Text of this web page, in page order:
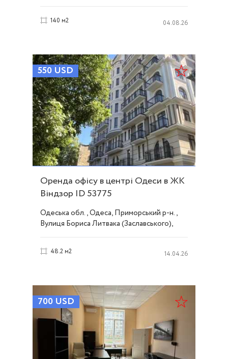
140 м2 04.08.26
550 USD
Оренда офісу в центрі Одеси в ЖК
Віндзор ID 53775
Одеська обл., Одеса, Приморський р-н.,
Вулиця Бориса Литвака (Заславського),
48.2 м2 14.04.26
700 USD